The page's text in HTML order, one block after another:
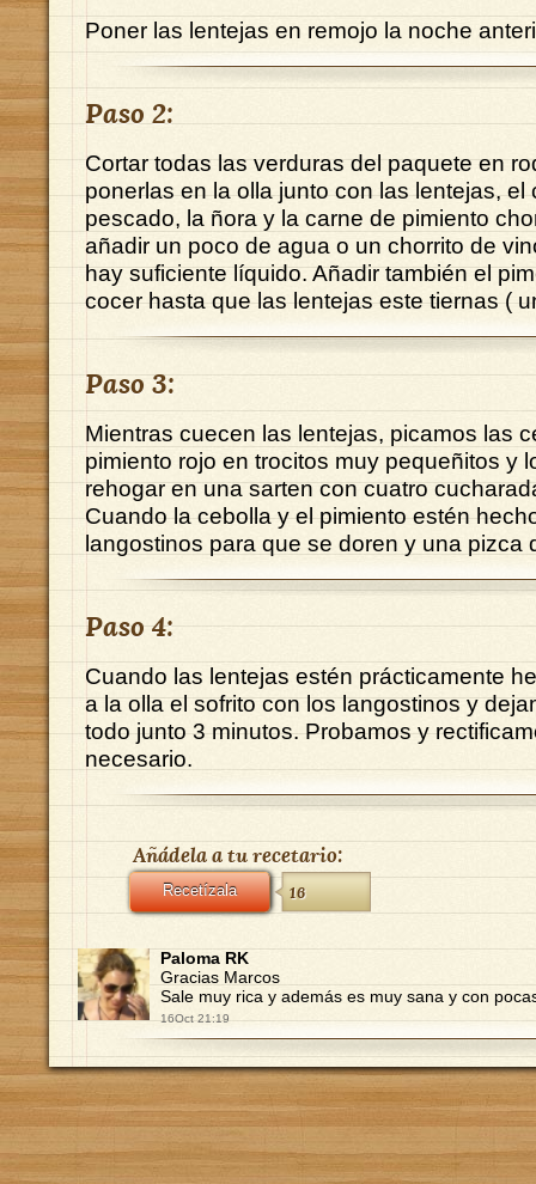
Poner las lentejas en remojo la noche
Paso 2:
Cortar todas las verduras del paquete en
ponerlas en la olla junto con las lentejas, el
pescado, la ñora y la carne de pimiento
añadir un poco de agua o un chorrito de
hay suficiente líquido. Añadir también el
cocer hasta que las lentejas este tiernas (
Paso 3:
Mientras cuecen las lentejas, picamos las
pimiento rojo en trocitos muy pequeñitos y
rehogar en una sarten con cuatro
Cuando la cebolla y el pimiento estén
langostinos para que se doren y una pizca
Paso 4:
Cuando las lentejas estén prácticamente
a la olla el sofrito con los langostinos y
todo junto 3 minutos. Probamos y
necesario.
Añádela a tu recetario:
Recetízala 16
Paloma RK
Gracias Marcos
Sale muy rica y además es muy sana y con
16Oct 21:19